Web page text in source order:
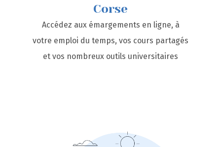
Corse
Accédez aux émargements en ligne, à
votre emploi du temps, vos cours partagés
et vos nombreux outils universitaires